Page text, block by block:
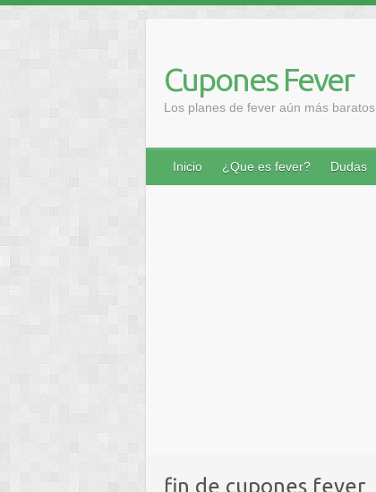
contenido
Cupones Fever
Los planes de fever aún más baratos
Inicio ¿Que es fever? Dudas
fin de cupones fever